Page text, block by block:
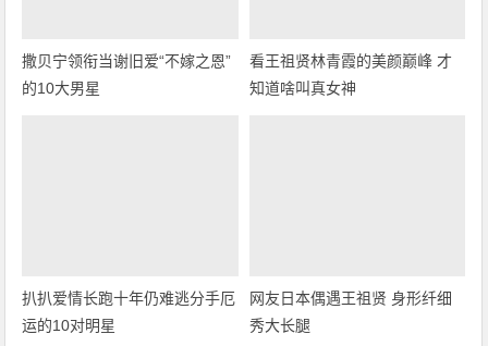
撒贝宁领衔当谢旧爱“不嫁之恩”
的10大男星
看王祖贤林青霞的美颜巅峰 才
知道啥叫真女神
扒扒爱情长跑十年仍难逃分手厄
运的10对明星
网友日本偶遇王祖贤 身形纤细
秀大长腿